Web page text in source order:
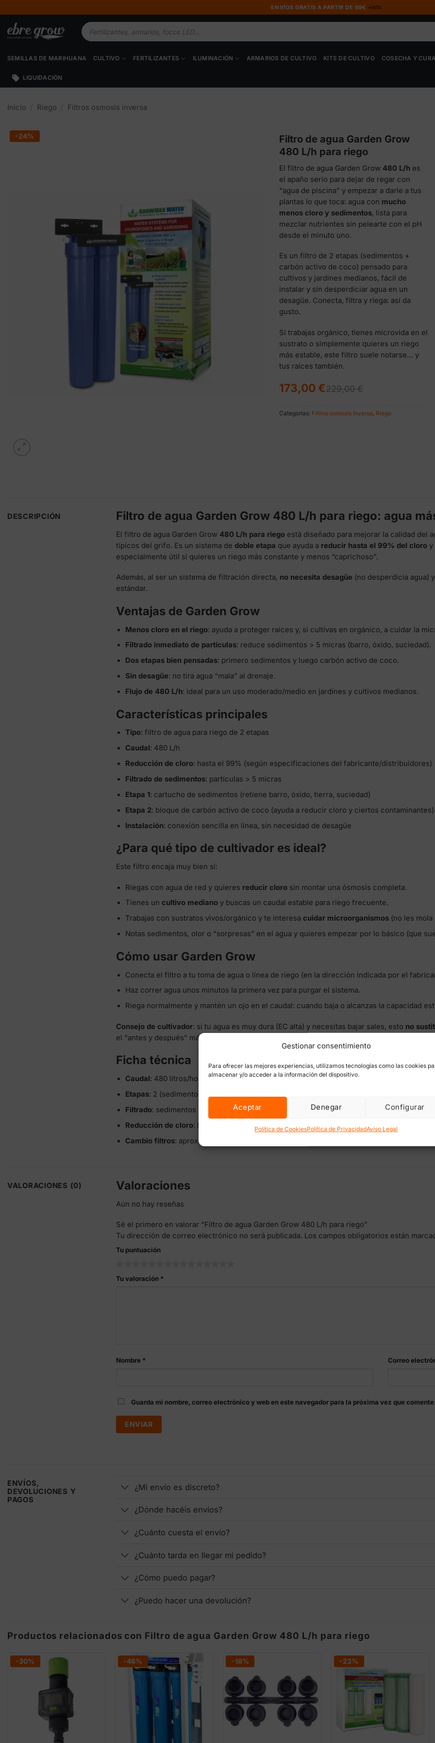
Gestionar consentimiento
Para ofrecer las mejores experiencias, utilizamos tecnologías como las cookies
almacenar y/o acceder a la información del dispositivo.
Aceptar Denegar Configurar
Política de CookiesPolítica de PrivacidadAviso Legal
al
contenido
ENVÍOS GRATIS A PARTIR DE 69€ +info
Búsqueda
de
productos
SEMILLAS DE MARIHUANA CULTIVO FERTILIZANTES ILUMINACIÓN ARMARIOS DE CULTIVO KITS DE CULTIVO COSECHA Y
LIQUIDACIÓN
Inicio Riego Filtros osmosis inversa
-24%
Filtro de agua Garden Grow
480 L/h para riego
El filtro de agua Garden Grow 480 L/h es
el apaño serio para dejar de regar con
“agua de piscina” y empezar a darle a tus
plantas lo que toca: agua con mucho
menos cloro y sedimentos, lista para
mezclar nutrientes sin pelearte con el pH
desde el minuto uno.
Es un filtro de 2 etapas (sedimentos +
carbón activo de coco) pensado para
cultivos y jardines medianos, fácil de
instalar y sin desperdiciar agua en un
desagüe. Conecta, filtra y riega: así da
gusto.
Si trabajas orgánico, tienes microvida en el
sustrato o simplemente quieres un riego
más estable, este filtro suele notarse… y
tus raíces también.
229,00€
El
precio
era:
173,00 €
El
precio
es:
Categorías: Filtros osmosis inversa, Riego
DESCRIPCIÓN Filtro de agua Garden Grow 480 L/h para riego: agua
El filtro de agua Garden Grow 480 L/h para riego está diseñado para mejorar la calidad del
típicos del grifo. Es un sistema de doble etapa que ayuda a reducir hasta el 99% del cloro y
especialmente útil si quieres un riego más constante y menos “caprichoso”.
Además, al ser un sistema de filtración directa, no necesita desagüe (no desperdicia agua)
estándar.
Ventajas de Garden Grow
Menos cloro en el riego: ayuda a proteger raíces y, si cultivas en orgánico, a cuidar la
Filtrado inmediato de partículas: reduce sedimentos > 5 micras (barro, óxido, suciedad).
Dos etapas bien pensadas: primero sedimentos y luego carbón activo de coco.
Sin desagüe: no tira agua “mala” al drenaje.
Flujo de 480 L/h: ideal para un uso moderado/medio en jardines y cultivos medianos.
Características principales
Tipo: filtro de agua para riego de 2 etapas
Caudal : 480 L/h
Reducción de cloro: hasta el 99% (según especificaciones del fabricante/distribuidores)
Filtrado de sedimentos: partículas > 5 micras
Etapa 1: cartucho de sedimentos (retiene barro, óxido, tierra, suciedad)
Etapa 2: bloque de carbón activo de coco (ayuda a reducir cloro y ciertos contaminantes)
Instalación: conexión sencilla en línea, sin necesidad de desagüe
¿Para qué tipo de cultivador es ideal?
Este filtro encaja muy bien si:
Riegas con agua de red y quieres reducir cloro sin montar una ósmosis completa.
Tienes un cultivo mediano y buscas un caudal estable para riego frecuente.
Trabajas con sustratos vivos/orgánico y te interesa cuidar microorganismos (no les
Notas sedimentos, olor o “sorpresas” en el agua y quieres empezar por lo básico (que
Cómo usar Garden Grow
Conecta el filtro a tu toma de agua o línea de riego (en la dirección indicada por el
Haz correr agua unos minutos la primera vez para purgar el sistema.
Riega normalmente y mantén un ojo en el caudal: cuando baja o alcanzas la capacidad
Consejo de cultivador: si tu agua es muy dura (EC alta) y necesitas bajar sales, esto no
el “antes y después” más rápido.
Ficha técnica
Caudal: 480 litros/hora
Etapas: 2 (sedimentos + carbón activo de coco)
Filtrado: sedimentos > 5 micras
Reducción de cloro: hasta 99%
Cambio filtros: aprox. 4–6 meses y/o caudal superior a
VALORACIONES (0) Valoraciones
Aún no hay reseñas
Sé el primero en valorar “Filtro de agua Garden Grow 480 L/h para riego”
Tu dirección de correo electrónico no será publicada. Los campos obligatorios están
Tu puntuación
Tu valoración *
Nombre * Correo
Guarda mi nombre, correo electrónico y web en este navegador para la próxima vez que comente.
ENVÍOS,
DEVOLUCIONES Y
PAGOS
¿Mi envío es discreto?
¿Dónde hacéis envíos?
¿Cuánto cuesta el envío?
¿Cuánto tarda en llegar mi pedido?
¿Cómo puedo pagar?
¿Puedo hacer una devolución?
Productos relacionados con Filtro de agua Garden Grow 480 L/h para riego
-30% -46% -18% -23%